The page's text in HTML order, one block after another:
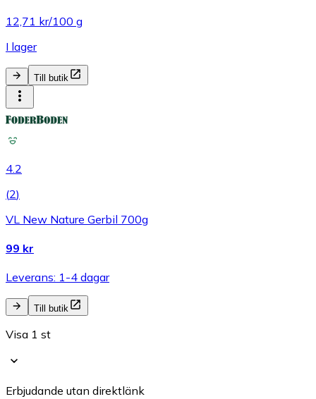
12,71 kr/100 g
I lager
Till butik
4.2
(2)
VL New Nature Gerbil 700g
99 kr
Leverans: 1-4 dagar
Till butik
Visa 1 st
Erbjudande utan direktlänk